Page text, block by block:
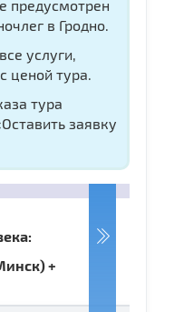
предусмотрен
в Гродно.
услуги,
ценой тура.
тура
заявку
+